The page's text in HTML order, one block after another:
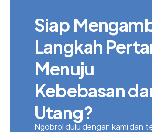
Siap
Langkah
Menuju
Kebebasan
Utang?
Ngobrol dulu dengan kami dan